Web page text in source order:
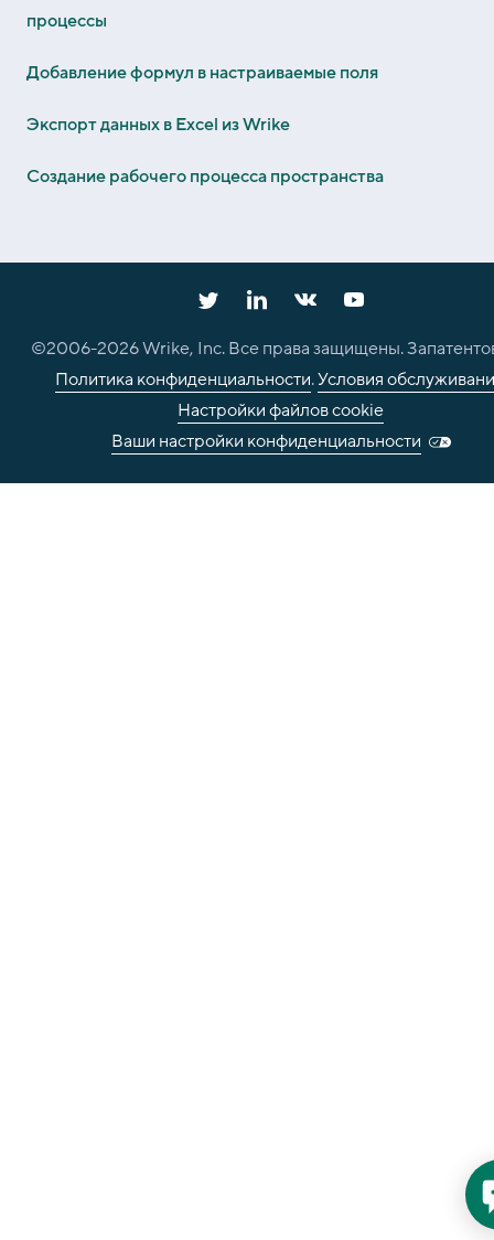
процессы
Добавление формул в настраиваемые поля
Экспорт данных в Excel из Wrike
Создание рабочего процесса пространства
©2006-2026Wrike, Inc. Все права защищены.
Политика конфиденциальности.Условия
Настройки файлов cookie
Ваши настройки конфиденциальности